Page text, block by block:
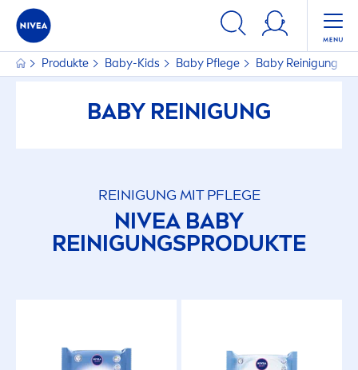
Produkte Baby-Kids Baby Pflege Baby Reinigung
BABY REINIGUNG
REINIGUNG MIT PFLEGE
NIVEABABY
REINIGUNGSPRODUKTE